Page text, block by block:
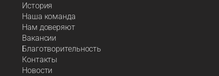
История
Наша команда
Нам доверяют
Вакансии
Благотворительность
Контакты
Новости